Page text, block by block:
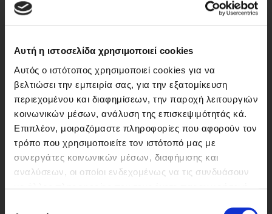
Αυτή η ιστοσελίδα χρησιμοποιεί cookies
Αυτός ο ιστότοπος χρησιμοποιεί cookies για να
βελτιώσει την εμπειρία σας, για την εξατομίκευση
περιεχομένου και διαφημίσεων, την παροχή λειτουργιών
κοινωνικών μέσων, ανάλυση της επισκεψιμότητάς κά.
Επιπλέον, μοιραζόμαστε πληροφορίες που αφορούν τον
τρόπο που χρησιμοποιείτε τον ιστότοπό μας με
συνεργάτες κοινωνικών μέσων, διαφήμισης και
αναλύσεων, οι οποίοι ενδεχομένως να τις συνδυάσουν
“Τα αντιοξειδωτικά που
περιέχονται στις μπύρες
ΝΗΣΟΣ μειώνουν τις
ελεύθερες ρίζες οι οποίες
παράγονται ως υποπροϊόντα
στον ανθρώπινο
μεταβολισμό. Με τη δράση
αυτή, η μέτρια κατανάλωση
τους δύναται να ασκεί
προστατευτική δράση έναντι
ποικίλων παθολογικών